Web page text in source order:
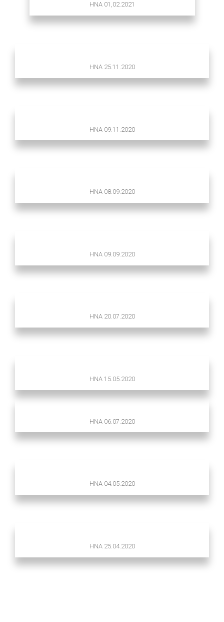
HNA 01,02.2021
HNA 25.11.2020
HNA 09.11.2020
HNA 08.09.2020
HNA 09.09.2020
HNA 20.07.2020
HNA 15.05.2020
HNA 06.07.2020
HNA 04.05.2020
HNA 25.04.2020